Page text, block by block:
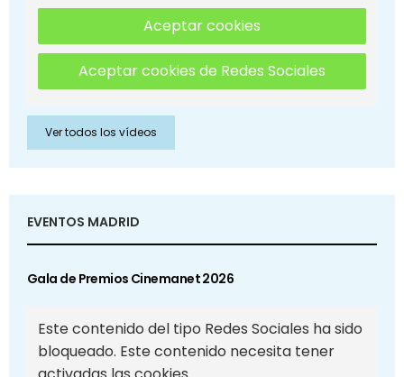
Aceptar cookies
Aceptar cookies de Redes Sociales
Ver todos los vídeos
EVENTOS MADRID
Gala de Premios Cinemanet 2026
Este contenido del tipo Redes Sociales ha sido
bloqueado. Este contenido necesita tener